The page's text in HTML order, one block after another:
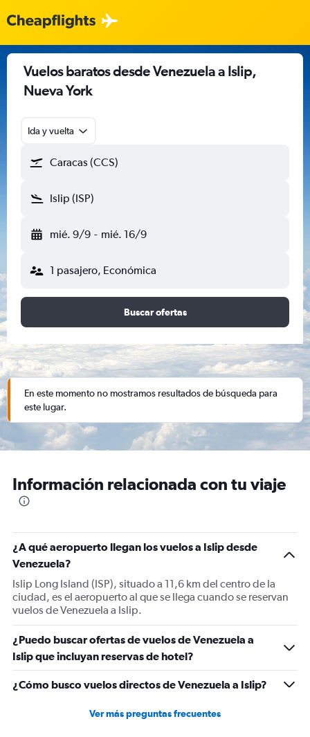
Vuelos baratos desde Venezuela a Islip,
Nueva York
Ida y vuelta
Caracas (CCS)
Islip (ISP)
mié. 9/9 - mié. 16/9
1 pasajero, Económica
Buscar ofertas
En este momento no mostramos resultados de búsqueda para
este lugar.
Información relacionada con tu viaje
¿A qué aeropuerto llegan los vuelos a Islip desde
Venezuela?
Islip Long Island (ISP), situado a 11,6 km del centro de la
ciudad, es el aeropuerto al que se llega cuando se reservan
vuelos de Venezuela a Islip.
¿Puedo buscar ofertas de vuelos de Venezuela a
Islip que incluyan reservas de hotel?
¿Cómo busco vuelos directos de Venezuela a Islip?
Ver más preguntas frecuentes